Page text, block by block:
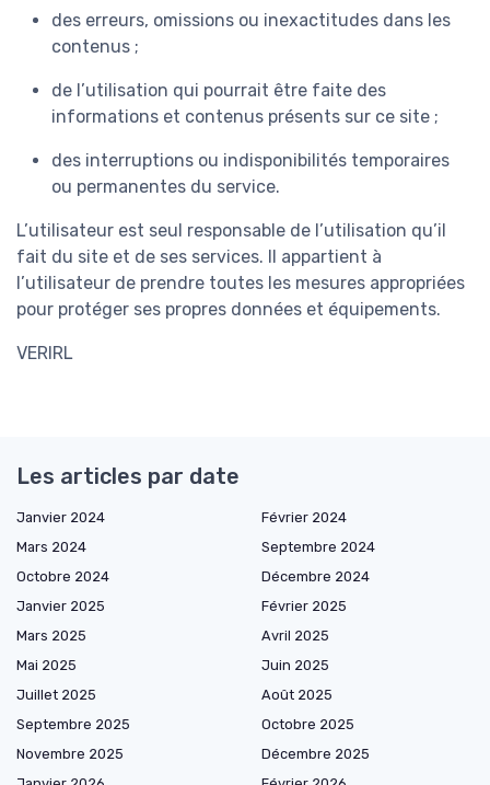
des erreurs, omissions ou inexactitudes dans les
contenus ;
de l’utilisation qui pourrait être faite des
informations et contenus présents sur ce site ;
des interruptions ou indisponibilités temporaires
ou permanentes du service.
L’utilisateur est seul responsable de l’utilisation qu’il
fait du site et de ses services. Il appartient à
l’utilisateur de prendre toutes les mesures appropriées
pour protéger ses propres données et équipements.
VERIRL
Les articles par date
Janvier 2024
Février 2024
Mars 2024
Septembre 2024
Octobre 2024
Décembre 2024
Janvier 2025
Février 2025
Mars 2025
Avril 2025
Mai 2025
Juin 2025
Juillet 2025
Août 2025
Septembre 2025
Octobre 2025
Novembre 2025
Décembre 2025